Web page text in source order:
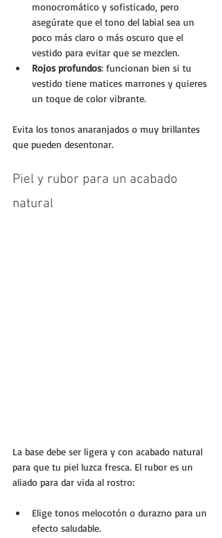
monocromático y sofisticado, pero
asegúrate que el tono del labial sea un
poco más claro o más oscuro que el
vestido para evitar que se mezclen.
Rojos profundos: funcionan bien si tu
vestido tiene matices marrones y quieres
un toque de color vibrante.
Evita los tonos anaranjados o muy brillantes
que pueden desentonar.
Piel y rubor para un acabado
natural
La base debe ser ligera y con acabado natural
para que tu piel luzca fresca. El rubor es un
aliado para dar vida al rostro:
Elige tonos melocotón o durazno para un
efecto saludable.